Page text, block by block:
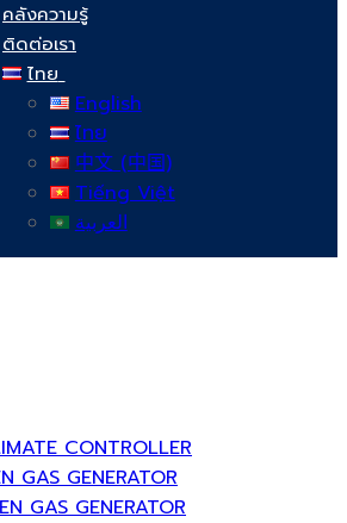
คลังความรู้
ติดต่อเรา
ไทย
English
ไทย
中文 (中国)
Tiếng Việt
العربية
CONTROLLER
GAS GENERATOR
GAS GENERATOR